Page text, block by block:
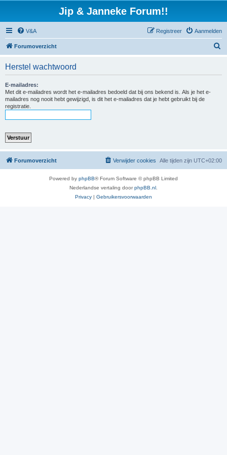
Jip & Janneke Forum!!
V&A Aanmelden
Registreer
Forumoverzicht
Herstel wachtwoord
E-mailadres:
Met dit e-mailadres wordt het e-mailadres bedoeld dat bij ons bekend is. Als je het e-
mailadres nog nooit hebt gewijzigd, is dit het e-mailadres dat je hebt gebruikt bij de
registratie.
Forumoverzicht Alle tijden zijn UTC+02:00
Verwijder cookies
Powered by phpBB® Forum Software © phpBB Limited
Nederlandse vertaling doorphpBB.nl
Privacy | Gebruikersvoorwaarden